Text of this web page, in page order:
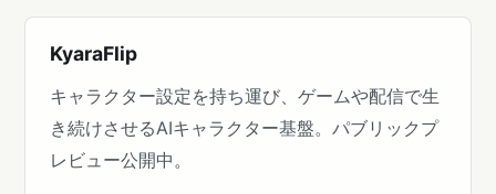
KyaraFlip
キャラクター設定を持ち運び、ゲームや配信で生
き続けさせるAIキャラクター基盤。パブリックプ
レビュー公開中。